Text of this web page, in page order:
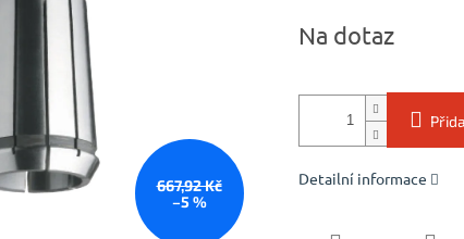
667,92 Kč
–5 %
cena:
Na dotaz
Detailní informace